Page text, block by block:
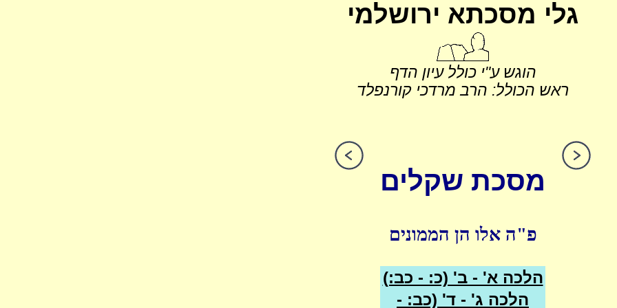
גלי מסכתא ירושלמי
הוגש ע"י כולל עיון הדף
ראש הכולל: הרב מרדכי קורנפלד
מסכת שקלים
פ"ה אלו הן הממונים
הלכה א' - ב' (כ: - כב:)
הלכה ג' - ד' (כב: -